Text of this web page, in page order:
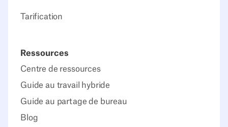
Tarification
Ressources
Centre de ressources
Guide au travail hybride
Guide au partage de bureau
Blog